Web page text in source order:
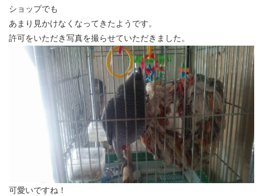
ショップでも
あまり見かけなくなってきたようです。
許可をいただき写真を撮らせていただきました。
可愛いですね！